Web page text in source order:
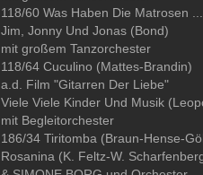
118/60 Was Haben Die Matrosen
Jim, Jonny Und Jonas (Bond)
mit großem Tanzorchester
118/64 Cuculino (Mattes-Brandin)
a.d. Film "Gitarren Der Liebe"
Viele Viele Kinder Und Musik
mit Begleitorchester
186/34 Tiritomba (Braun-Hense-
Rosanina (K. Feltz-W.